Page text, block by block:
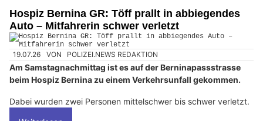
Hospiz Bernina GR: Töff prallt in abbiegendes
Auto – Mitfahrerin schwer verletzt
19.07.26 VON POLIZEI.NEWS REDAKTION
Am Samstagnachmittag ist es auf der Berninapassstrasse
beim Hospiz Bernina zu einem Verkehrsunfall gekommen.
Dabei wurden zwei Personen mittelschwer bis schwer verletzt.